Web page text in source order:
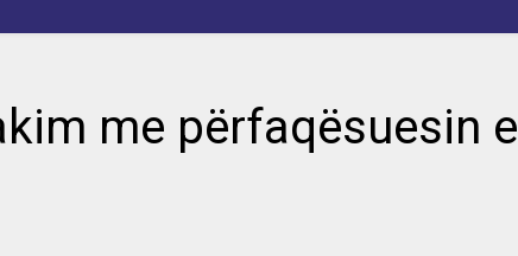
me përfaqësuesin e